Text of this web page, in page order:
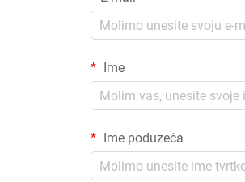
Ime
Ime poduzeća